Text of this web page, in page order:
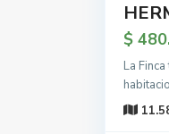
$
La